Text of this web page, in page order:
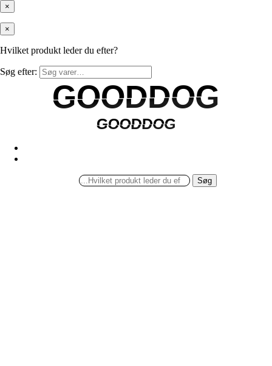
×
×
Hvilket produkt leder du efter?
Søg efter:
GOODDOG
GOODDOG
GOODDOG
GOODDOG
Søg